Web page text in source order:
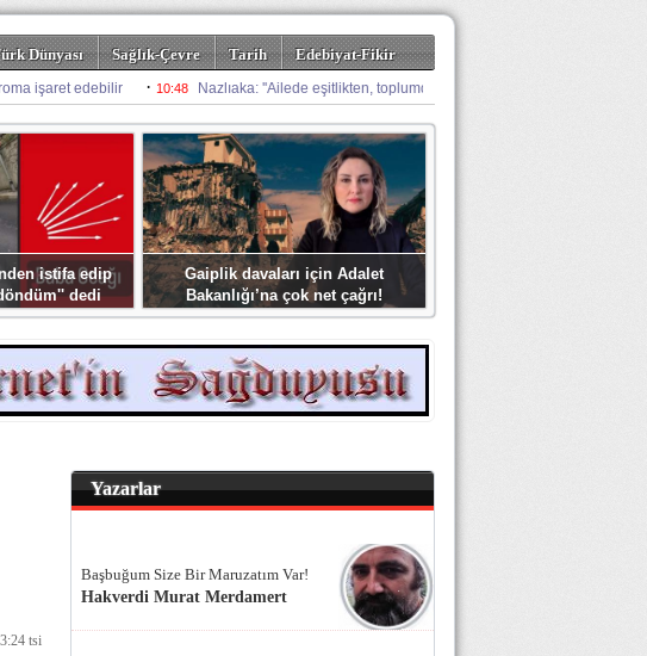
Dünyası Sağlık-Çevre Tarih
Edebiyat-Fikir
istifa edip
dedi
Gaiplik davaları için Adalet
Bakanlığı’na çok net çağrı!
tsi
Yazarlar
Başbuğum Size Bir Maruzatım Var!
Hakverdi Murat Merdamert